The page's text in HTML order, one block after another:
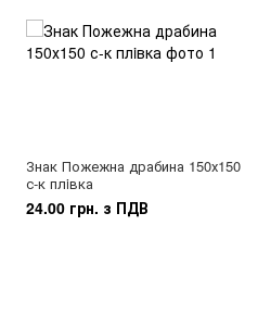
Знак Пожежна драбина 150х150
с-к плiвка
24.00 грн. з ПДВ